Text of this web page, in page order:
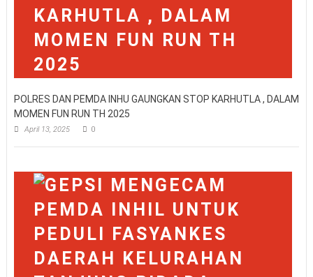
POLRES DAN PEMDA INHU GAUNGKAN STOP KARHUTLA , DALAM
MOMEN FUN RUN TH 2025
April 13, 2025 0